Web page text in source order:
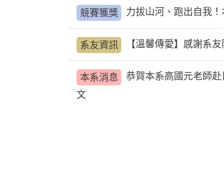
競賽獲獎 力拔山河、跑出自我
系友資訊 【溫馨傳愛】感謝系
本系消息
恭賀本系高國元老師
文